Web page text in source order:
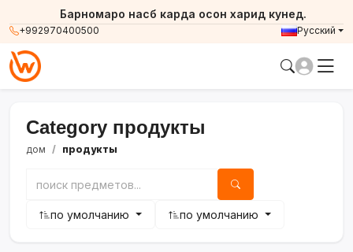
+992970400500
Барномаро насб карда осон харид кунед.
Русский
Category продукты
дом продукты
по умолчанию по умолчанию